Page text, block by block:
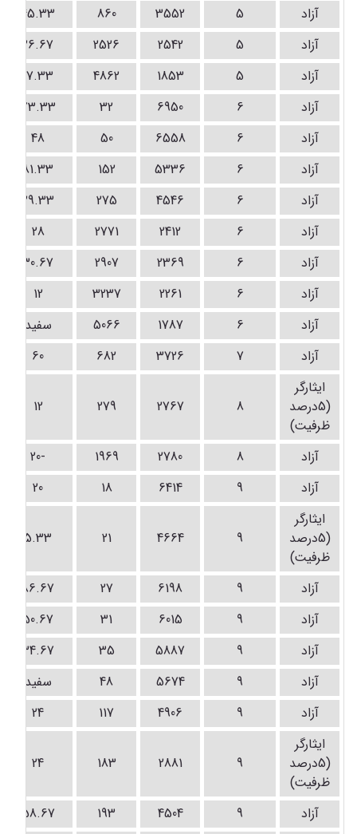
آزاد
5
3552
860
45.33
آزاد
5
2542
2526
26.67
آزاد
5
1853
4862
17.33
آزاد
6
6950
32
73.33
آزاد
6
6558
50
48
آزاد
6
5336
152
81.33
آزاد
6
4546
275
29.33
آزاد
6
2412
2771
28
آزاد
6
2369
2907
30.67
آزاد
6
2261
3237
12
آزاد
6
1787
5066
سفید
آزاد
7
3726
682
60
ايثارگر
(5درصد
ظرفيت)
8
2767
279
12
آزاد 8
2780
1969
-20
آزاد
9
6414
18
20
ايثارگر
(5درصد
ظرفيت)
9
4664
21
5.33
آزاد 9
6198
27
86.67
آزاد
9
6015
31
50.67
آزاد
9
5887
35
34.67
آزاد
9
5674
48
سفید
آزاد
9
4906
117
24
ايثارگر
(5درصد
ظرفيت)
9
2881
183
24
آزاد 9
4504
193
58.67